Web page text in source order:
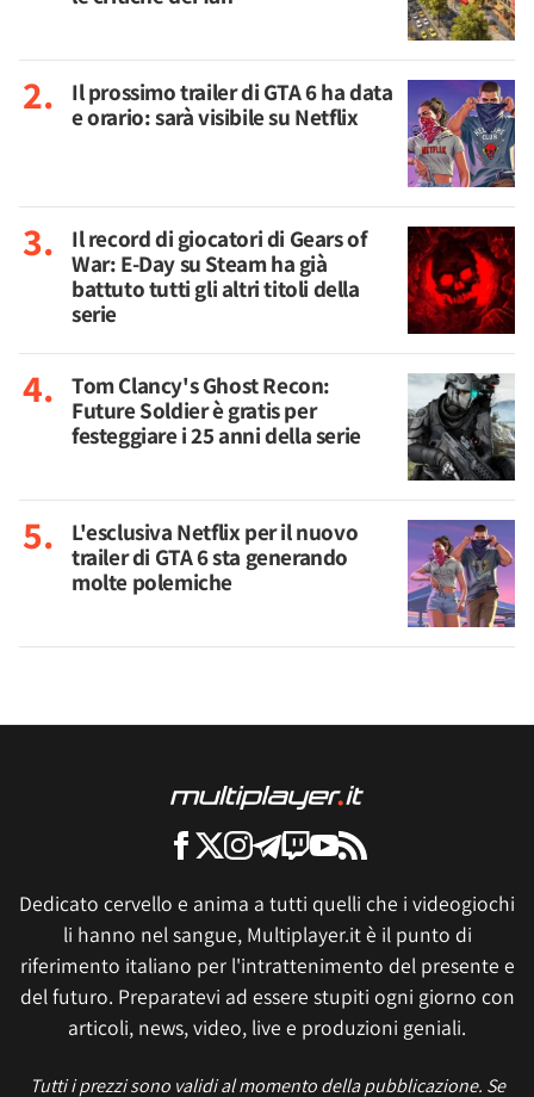
Il prossimo trailer di GTA 6 ha data
e orario: sarà visibile su Netflix
Il record di giocatori di Gears of
War: E-Day su Steam ha già
battuto tutti gli altri titoli della
serie
Tom Clancy's Ghost Recon:
Future Soldier è gratis per
festeggiare i 25 anni della serie
L'esclusiva Netflix per il nuovo
trailer di GTA 6 sta generando
molte polemiche
Dedicato cervello e anima a tutti quelli che i videogiochi
li hanno nel sangue, Multiplayer.it è il punto di
riferimento italiano per l'intrattenimento del presente e
del futuro. Preparatevi ad essere stupiti ogni giorno con
articoli, news, video, live e produzioni geniali.
Tutti i prezzi sono validi al momento della pubblicazione. Se